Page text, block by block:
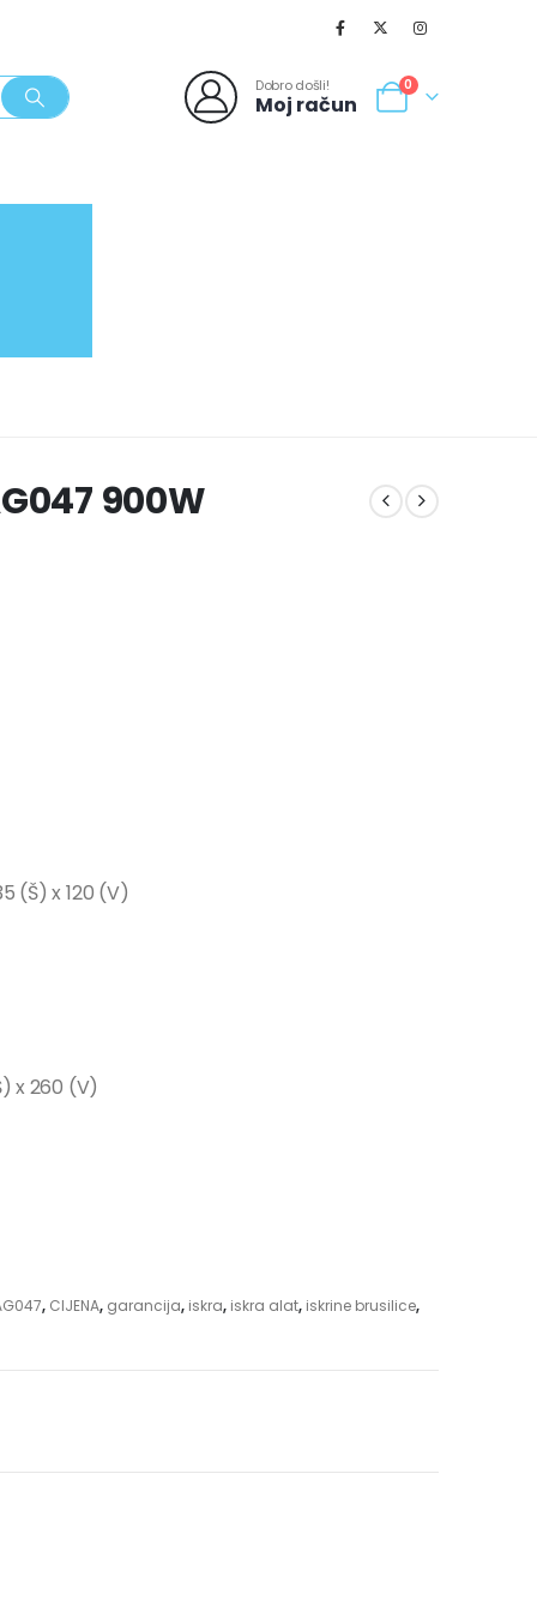
Dobro došli!
Moj račun
0
900W
(Š) x 120 (V)
x 260 (V)
, CIJENA, garancija, iskra, iskra alat, iskrine brusilice,